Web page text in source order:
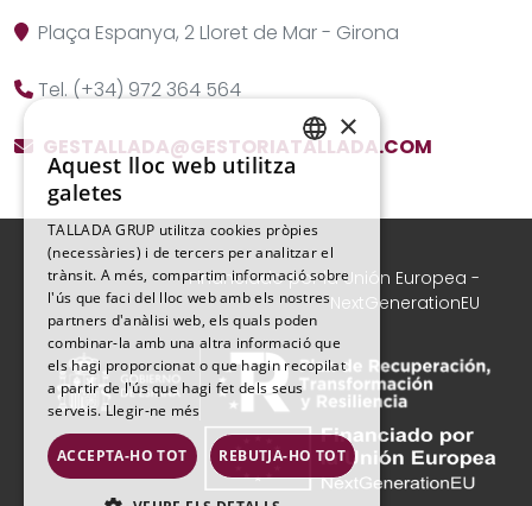
Plaça Espanya, 2 Lloret de Mar- Girona
Tel. (+34) 972 364 564
GESTALLADA@GESTORIATALLADA.COM
Financiado por la Unión Europea -
NextGenerationEU
×
Aquest lloc web utilitza
galetes
TALLADA GRUP utilitza cookies pròpies
(necessàries) i de tercers per analitzar el
trànsit. A més, compartim informació sobre
l'ús que faci del lloc web amb els nostres
partners d'anàlisi web, els quals poden
combinar-la amb una altra informació que
els hagi proporcionat o que hagin recopilat
a partir de l'ús que hagi fet dels seus
serveis. Llegir-ne més
ACCEPTA-HO TOT REBUTJA-HO TOT